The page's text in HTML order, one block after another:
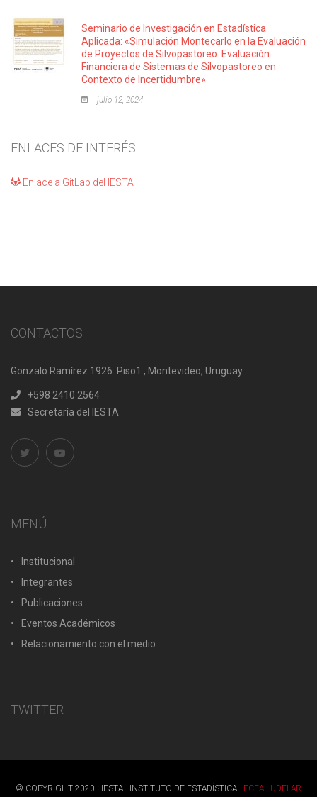
Seminario de Investigación en Estadística
Aplicada: «Simulación Montecarlo en la Evaluación
de Proyectos de Silvopastoreo. Evaluación
Financiera de Sistemas de Silvopastoreo en
Contexto de Incertidumbre»
julio 12, 2024
ENLACES DE INTERÉS
Enlace a GitLab del IESTA
CONTACTOS
Gonzalo Ramírez 1926. Piso1 , Montevideo, Uruguay.
+598 2410 2564
Secretaría del IESTA
MENÚ
Institucional
Integrantes
Publicaciones
Eventos Académicos
Relacionamiento con el medio
TWITTER
© COPYRIGHT 2020 . IESTA - INSTITUTO DE ESTADÍSTICA - FCEA - UDELAR